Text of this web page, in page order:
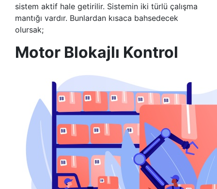
sistem aktif hale getirilir. Sistemin iki türlü çalışma
mantığı vardır. Bunlardan kısaca bahsedecek
olursak;
Motor Blokajlı Kontrol